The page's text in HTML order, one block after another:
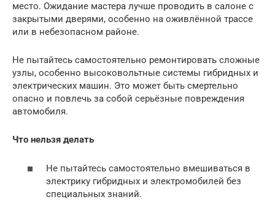
место. Ожидание мастера лучше проводить в салоне с
закрытыми дверями, особенно на оживлённой трассе
или в небезопасном районе.
Не пытайтесь самостоятельно ремонтировать сложные
узлы, особенно высоковольтные системы гибридных и
электрических машин. Это может быть смертельно
опасно и повлечь за собой серьёзные повреждения
автомобиля.
Что нельзя делать
Не пытайтесь самостоятельно вмешиваться в
электрику гибридных и электромобилей без
специальных знаний.